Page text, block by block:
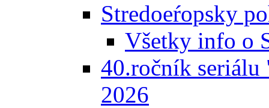
Stredoeŕopsky
Všetky info o
40.ročník
2026